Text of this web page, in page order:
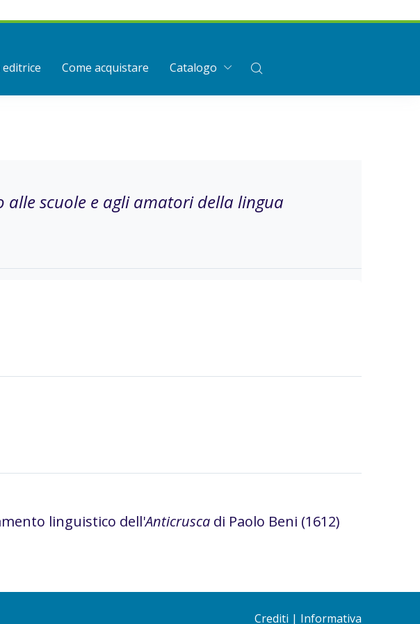
editrice Come acquistare Catalogo
alle scuole e agli amatori della lingua
linguistico dell'Anticrusca di Paolo Beni (1612)
Crediti | Informativa